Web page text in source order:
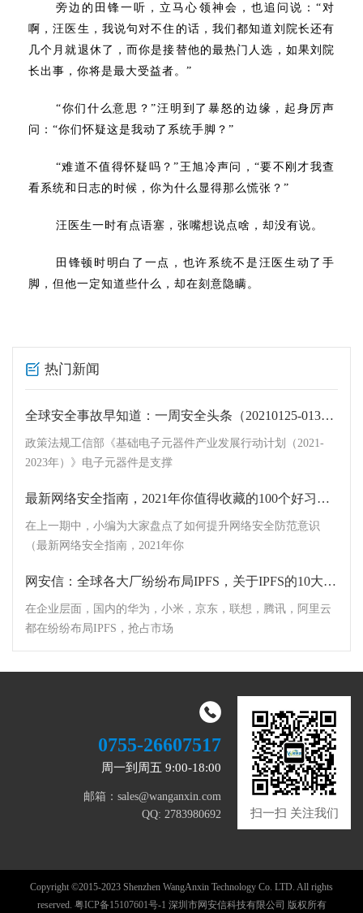
旁边的田锋一听，立马心领神会，也追问说：“对
啊，汪医生，我说句对不住的话，我们都知道刘院长还有
几个月就退休了，而你是接替他的最热门人选，如果刘院
长出事，你将是最大受益者。”
“你们什么意思？”汪明到了暴怒的边缘，起身厉声
问：“你们怀疑这是我动了系统手脚？”
“难道不值得怀疑吗？”王旭冷声问，“要不刚才我查
看系统和日志的时候，你为什么显得那么慌张？”
汪医生一时有点语塞，张嘴想说点啥，却没有说。
田锋顿时明白了一点，也许系统不是汪医生动了手
脚，但他一定知道些什么，却在刻意隐瞒。
热门新闻
全球安全事故早知道：一周安全头条（20210125-0131）
政策法规工信部《基础电子元器件产业发展行动计划（2021-
2023年）》电子元器件是支撑
最新网络安全指南，2021年你值得收藏的100个好习惯（中）
在上一期中，小编为大家盘点了如何提升网络安全防范意识
（最新网络安全指南，2021年你
网安信：全球各大厂纷纷布局IPFS，关于IPFS的10大知识点你知道多少？
在企业层面，国内的华为，小米，京东，联想，腾讯，阿里云
都在纷纷布局IPFS，抢占市场
0755-26607517
周一到周五 9:00-18:00
邮箱：sales@wanganxin.com
QQ: 2783980692
扫一扫 关注我们
Copyright ©2015-2023 Shenzhen WangAnxin Technology Co. LTD. All rights
reserved. 粤ICP备15107601号-1 深圳市网安信科技有限公司 版权所有